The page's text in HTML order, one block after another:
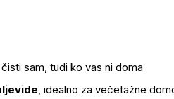
sam, tudi ko vas ni doma
, idealno za večetažne